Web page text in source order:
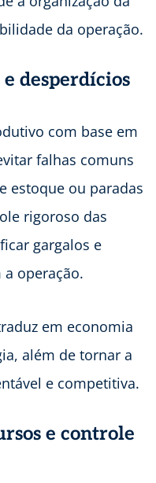
da operação.
e desperdícios
com base em
falhas comuns
estoque ou paradas
rigoroso das
gargalos e
operação.
em economia
além de tornar a
e competitiva.
e controle